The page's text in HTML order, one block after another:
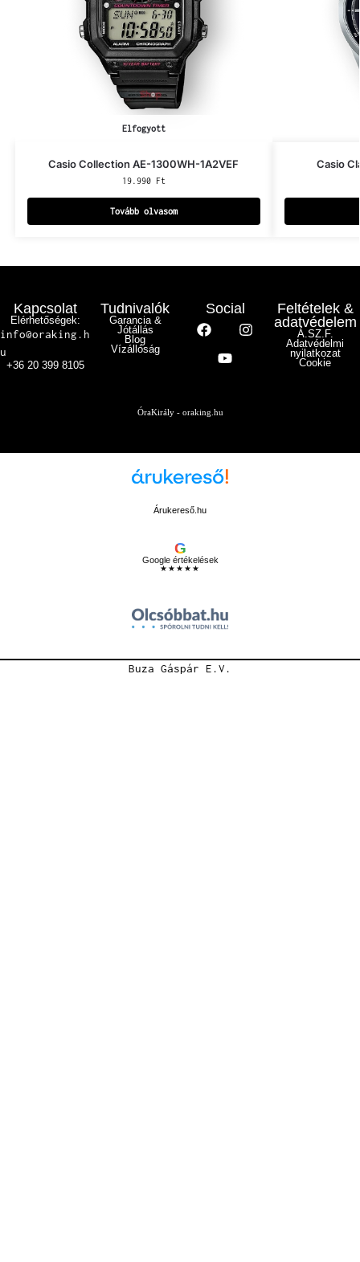
Elfogyott
Casio Collection AE-1300WH-1A2VEF
19.990 Ft
Tovább olvasom
Casio
Kapcsolat
Elérhetőségek:
info@oraking.h
u
+36 20 399 8105
Tudnivalók
Garancia &
Jótállás
Blog
Vízállóság
Social
Feltételek &
adatvédelem
Á.SZ.F.
Adatvédelmi
nyilatkozat
Cookie
ÓraKirály - oraking.hu
Árukereső.hu
G
Google értékelések
★★★★★
Buza Gáspár E.V.